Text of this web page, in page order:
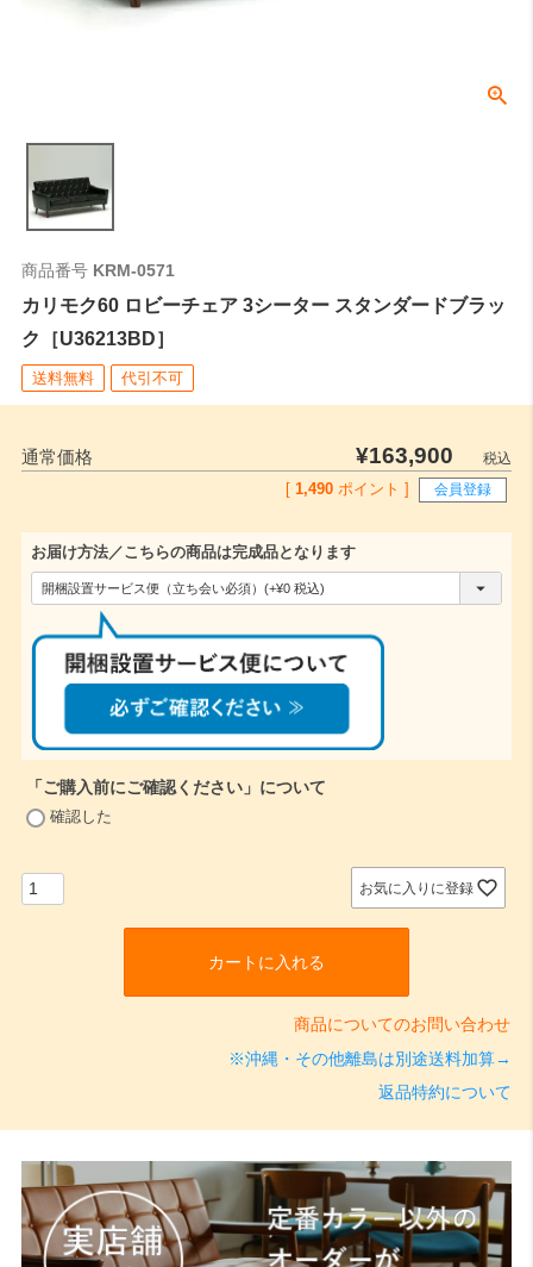
商品番号 KRM-0571
カリモク60 ロビーチェア 3シーター スタンダードブラッ
ク［U36213BD］
送料無料 代引不可
通常価格 ¥163,900
税込
1,490 ポイント ] 会員登録
お届け方法／こちらの商品は完成品となります
「ご購入前にご確認ください」について
確認した
お気に入りに登録
カートに入れる
商品についてのお問い合わせ
※沖縄・その他離島は別途送料加算→
返品特約について